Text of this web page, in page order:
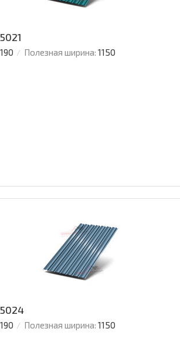
Полезная ширина: 1150
Полезная ширина: 1150